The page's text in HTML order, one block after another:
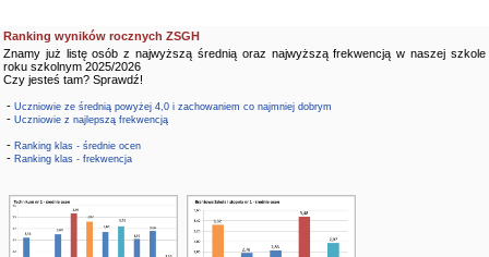
Ranking wyników rocznych ZSGH
Znamy już listę osób z najwyższą średnią oraz najwyższą frekwencją w naszej szkole
roku szkolnym 2025/2026
Czy jesteś tam? Sprawdź!
- Uczniowie ze średnią powyżej 4,0 i zachowaniem co najmniej dobrym
- Uczniowie z najlepszą frekwencją
- Ranking klas - średnie ocen
- Ranking klas - frekwencja